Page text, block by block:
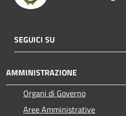
SEGUICI SU
AMMINISTRAZIONE
Organi di Governo
Aree Amministrative